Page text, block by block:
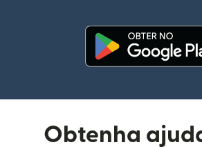
Obtenha